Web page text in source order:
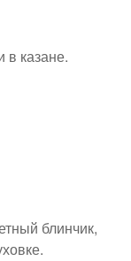
в казане.
блинчик,